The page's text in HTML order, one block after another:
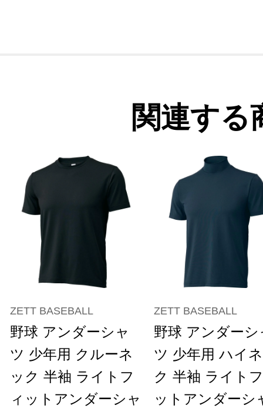
関連する
ZETT BASEBALL
野球 アンダーシャ
ツ 少年用 クルーネ
ック 半袖 ライトフ
ィットアンダーシャ
ZETT BASEBALL
野球 アンダーシ
ツ 少年用 ハイ
ク 半袖 ライト
ットアンダーシ